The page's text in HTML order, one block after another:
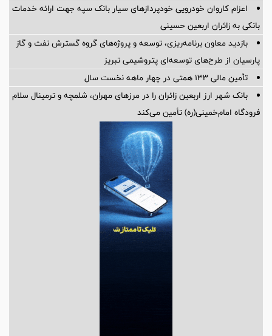
اعزام کاروان خودرویی خودپردازهای سیار بانک سپه جهت ارائه خدمات
بانکی به زائران اربعین حسینی
بازدید معاون برنامه‌ریزی، توسعه و پروژه‌های گروه گسترش نفت و گاز
پارسیان از طرح‌های توسعه‌ای پتروشیمی تبریز
تأمین مالی 133 همتی در چهار ماهه نخست سال
بانک شهر ارز اربعین زائران را در مرزهای مهران، شلمچه و ترمینال سلام
فرودگاه امام‌خمینی(ره) تأمین می‌کند